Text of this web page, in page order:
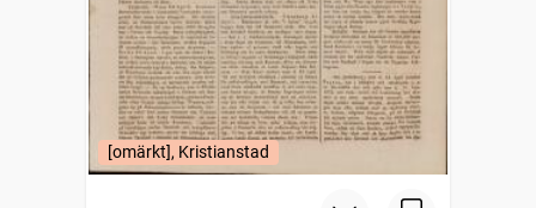
[omärkt], Kristianstad